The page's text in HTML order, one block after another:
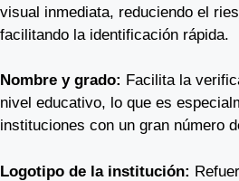
visual inmediata, reduciendo el
facilitando la identificación rápida.
Nombre y grado: Facilita la
nivel educativo, lo que es
instituciones con un gran número
Logotipo de la institución: